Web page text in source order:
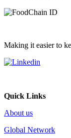
Making it easier to
Quick Links
About us
Global Network